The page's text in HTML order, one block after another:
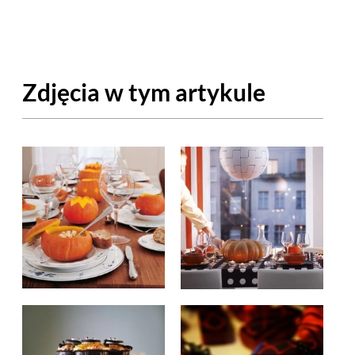
Zdjęcia w tym artykule
APTECZKA
DOMOWE
RZEMIOSŁO
ZUPY
INNE